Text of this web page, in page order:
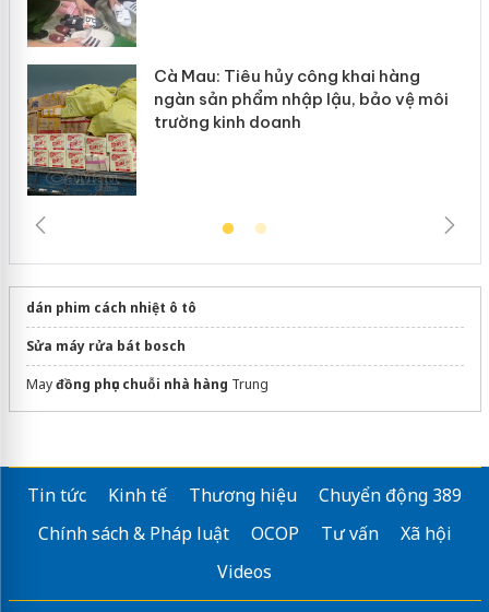
Cà Mau: Tiêu hủy công khai hàng
ngàn sản phẩm nhập lậu, bảo vệ môi
trường kinh doanh
dán phim cách nhiệt ô tô
Sửa máy rửa bát bosch
Mayđồng phục chuỗi nhà hàng Trung
Tin tức Kinh tế Thương hiệu
Chuyển động 389
Chính sách & Pháp luật
OCOP Tư vấn
Xã hội
Videos